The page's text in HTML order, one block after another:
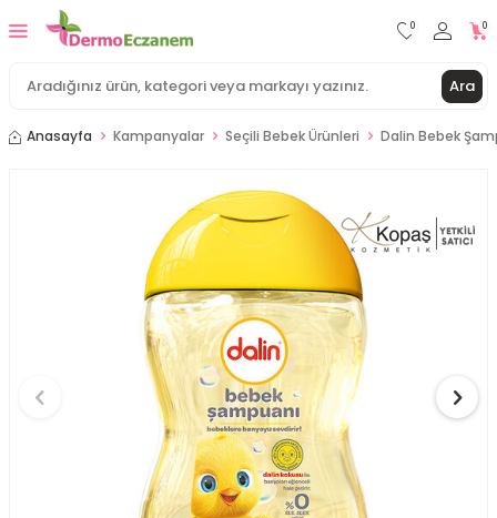
Ara
0 0
Anasayfa Kampanyalar Seçili Bebek Ürünleri Dalin Bebek